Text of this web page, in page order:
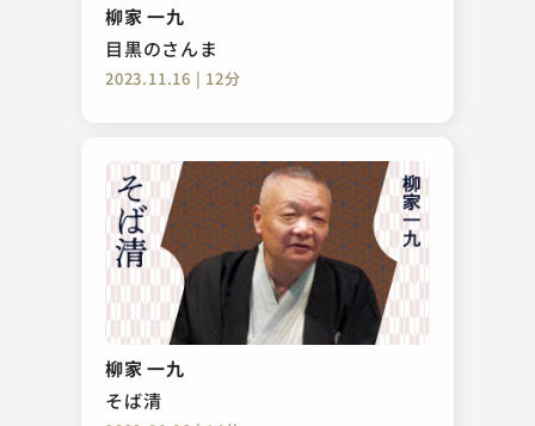
柳家 一九
目黒のさんま
2023.11.16 | 12分
柳家 一九
そば清
2023.07.17 | 12分
古今亭 志ん彌
強情灸
2024.04.03 | 14分